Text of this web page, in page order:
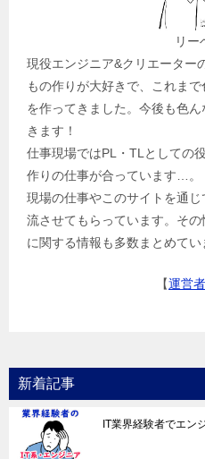
リー
現役エンジニア&クリエーター
もの作りが大好きで、これま
を作ってきました。今後も色
きます！
仕事現場ではPL・TLとしての
作りの仕事が合っています…。
現場の仕事やこのサイトを通
流させてもらっています。そ
に関する情報も多数まとめてい
【運営
新着記事
IT業界経験者でエン